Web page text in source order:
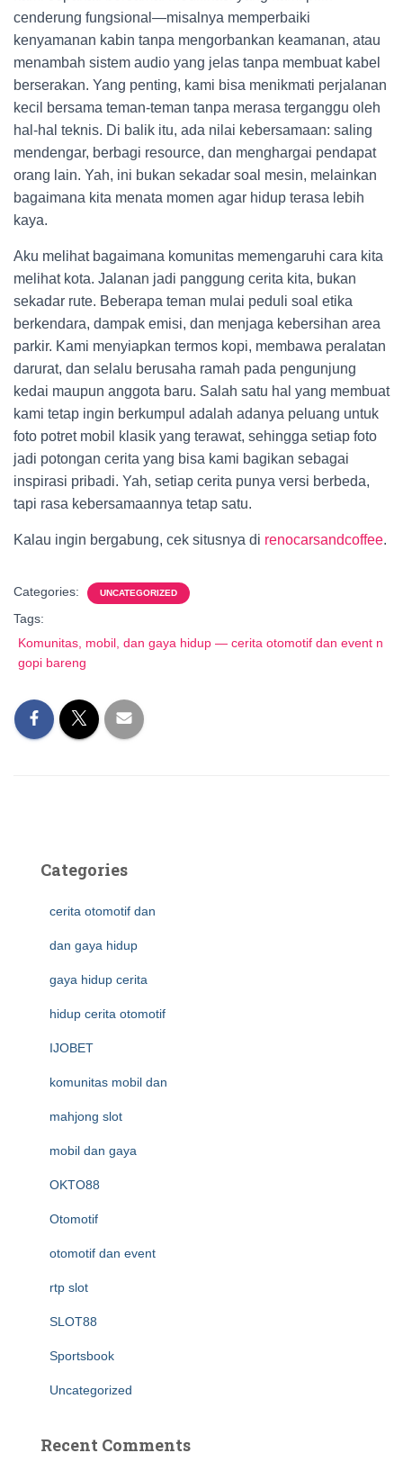
cenderung fungsional—misalnya memperbaiki
kenyamanan kabin tanpa mengorbankan keamanan, atau
menambah sistem audio yang jelas tanpa membuat kabel
berserakan. Yang penting, kami bisa menikmati perjalanan
kecil bersama teman-teman tanpa merasa terganggu oleh
hal-hal teknis. Di balik itu, ada nilai kebersamaan: saling
mendengar, berbagi resource, dan menghargai pendapat
orang lain. Yah, ini bukan sekadar soal mesin, melainkan
bagaimana kita menata momen agar hidup terasa lebih
kaya.
Aku melihat bagaimana komunitas memengaruhi cara kita
melihat kota. Jalanan jadi panggung cerita kita, bukan
sekadar rute. Beberapa teman mulai peduli soal etika
berkendara, dampak emisi, dan menjaga kebersihan area
parkir. Kami menyiapkan termos kopi, membawa peralatan
darurat, dan selalu berusaha ramah pada pengunjung
kedai maupun anggota baru. Salah satu hal yang membuat
kami tetap ingin berkumpul adalah adanya peluang untuk
foto potret mobil klasik yang terawat, sehingga setiap foto
jadi potongan cerita yang bisa kami bagikan sebagai
inspirasi pribadi. Yah, setiap cerita punya versi berbeda,
tapi rasa kebersamaannya tetap satu.
Kalau ingin bergabung, cek situsnya di renocarsandcoffee.
Categories: UNCATEGORIZED
Tags:
Komunitas, mobil, dan gaya hidup — cerita otomotif dan event n
gopi bareng
Categories
cerita otomotif dan
dan gaya hidup
gaya hidup cerita
hidup cerita otomotif
IJOBET
komunitas mobil dan
mahjong slot
mobil dan gaya
OKTO88
Otomotif
otomotif dan event
rtp slot
SLOT88
Sportsbook
Uncategorized
Recent Comments